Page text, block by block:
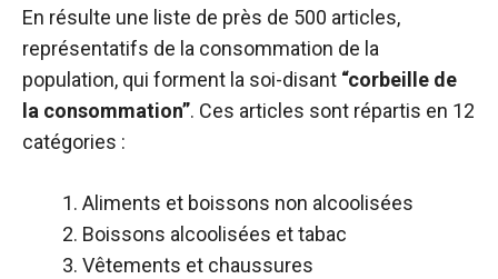
En résulte une liste de près de 500 articles,
représentatifs de la consommation de la
population, qui forment la soi-disant “corbeille de
la consommation”. Ces articles sont répartis en 12
catégories :
Aliments et boissons non alcoolisées
Boissons alcoolisées et tabac
Vêtements et chaussures